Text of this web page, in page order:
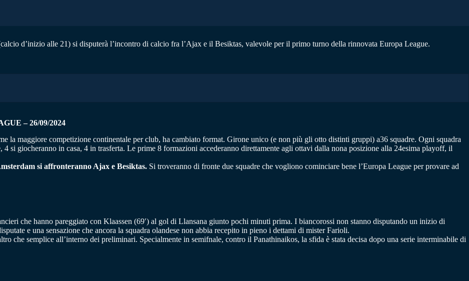
d’inizio alle 21) si disputerà l’incontro di calcio fra l’Ajax e il Besiktas, valevole per il primo turno della rinnovata Europa League.
– 26/09/2024
la maggiore competizione continentale per club, ha cambiato format. Girone unico (e non più gli otto distinti gruppi) a36 squadre. Ogni squadra
si giocheranno in casa, 4 in trasferta. Le prime 8 formazioni accederanno direttamente agli ottavi dalla nona posizione alla 24esima playoff, il
si affronteranno Ajax e Besiktas. Si troveranno di fronte due squadre che vogliono cominciare bene l’Europa League per provare ad
che hanno pareggiato con Klaassen (69′) al gol di Llansana giunto pochi minuti prima. I biancorossi non stanno disputando un inizio di
e una sensazione che ancora la squadra olandese non abbia recepito in pieno i dettami di mister Farioli.
che semplice all’interno dei preliminari. Specialmente in semifnale, contro il Panathinaikos, la sfida è stata decisa dopo una serie interminabile di